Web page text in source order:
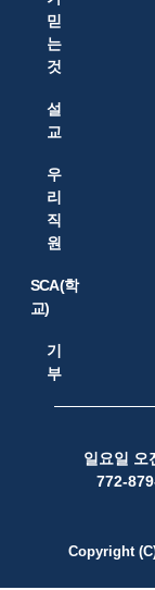
믿
는
것
설
교
우
리
직
원
SCA(학
교)
기
부
일요일 오
772-
Copyright